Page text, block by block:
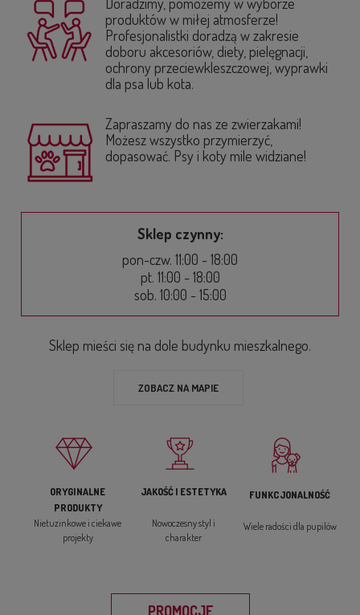
produktów w miłej atmosferze!
Profesjonalistki doradzą w zakresie
doboru akcesoriów, diety, pielęgnacji,
ochrony przeciewkleszczowej, wyprawki
dla psa lub kota.
Zapraszamy do nas ze zwierzakami!
Możesz wszystko przymierzyć,
dopasować. Psy i koty mile widziane!
Sklep czynny:
pon-czw. 11:00 - 18:00
pt. 11:00 - 18:00
sob. 10:00 - 15:00
Sklep mieści się na dole budynku mieszkalnego.
ZOBACZ NA MAPIE
ORYGINALNE
PRODUKTY
Nietuzinkowe i ciekawe
projekty
JAKOŚĆ I ESTETYKA
Nowoczesny styl i
charakter
FUNKCJONALNOŚĆ
Wiele radości dla pupilów
PROMOCJE